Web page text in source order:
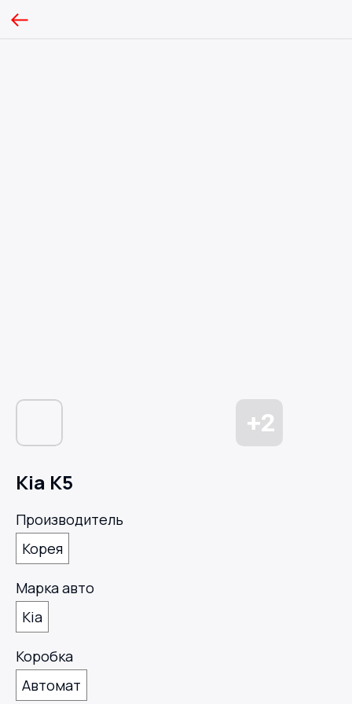
Kia K5
Производитель
Корея
Марка авто
Kia
Коробка
Автомат